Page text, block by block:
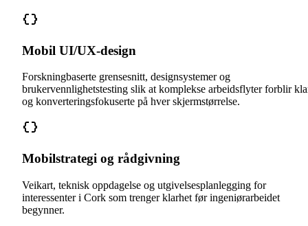
Mobil UI/UX-design
Forskningbaserte grensesnitt, designsystemer og
brukervennlighetstesting slik at komplekse arbeidsflyter forblir
og konverteringsfokuserte på hver skjermstørrelse.
Mobilstrategi og rådgivning
Veikart, teknisk oppdagelse og utgivelsesplanlegging for
interessenter i Cork som trenger klarhet før ingeniørarbeidet
begynner.